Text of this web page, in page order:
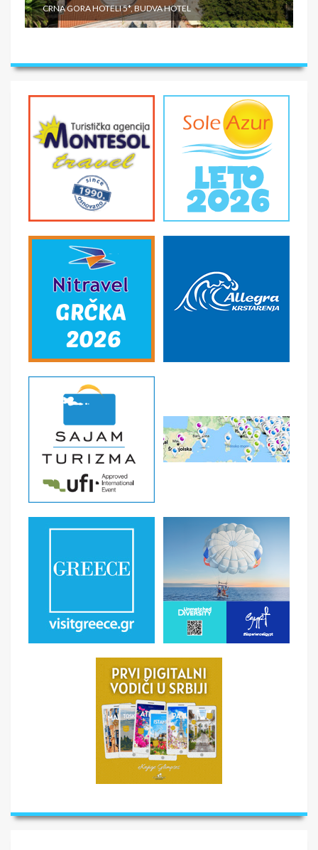
CRNA GORA HOTELI 5*, BUDVA HOTEL